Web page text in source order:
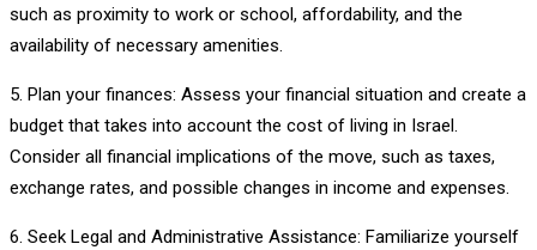
such as proximity to work or school, affordability, and the
availability of necessary amenities.
5. Plan your finances: Assess your financial situation and create a
budget that takes into account the cost of living in Israel.
Consider all financial implications of the move, such as taxes,
exchange rates, and possible changes in income and expenses.
6. Seek Legal and Administrative Assistance: Familiarize yourself